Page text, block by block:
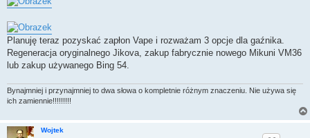
Planuję teraz pozyskać zapłon Vape i rozważam 3 opcje dla gaźnika.
Regeneracja oryginalnego Jikova, zakup fabrycznie nowego Mikuni VM36
lub zakup używanego Bing 54.
Bynajmniej i przynajmniej to dwa słowa o kompletnie różnym znaczeniu. Nie używa się
ich zamiennie!!!!!!!!!
Wojtek